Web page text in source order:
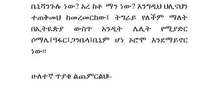
ቤኒሻንጉሉ ነው? አረ ከቶ ማን ነው? እንግዲህ ህሊናህን
ተጠቅመህ ከመረመርከው፤ ትግራይ የለችም ማለት
በኢትዪጵያ ውስጥ አንዲት ሌሊት የሚያድር
ሶማሌ፤ዓፋር፤ጋንቤላ፤ቤኒም ሆነ ኦሮሞ እንደማይኖር
ነው፡፡
ሁለተኛ ጥያቄ ልጨምርልህ፡-